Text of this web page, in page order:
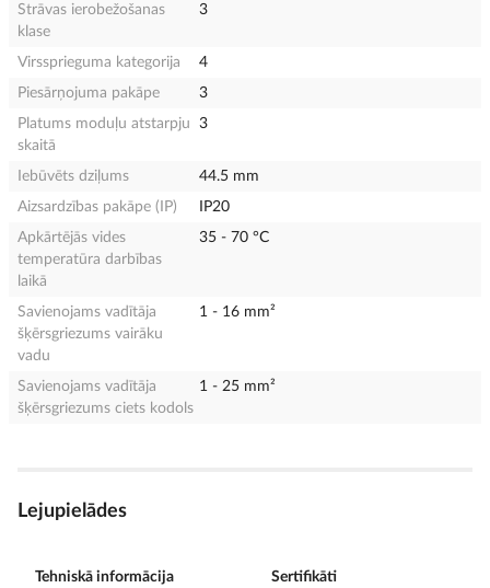
Strāvas ierobežošanas
klase
3
Virssprieguma kategorija
4
Piesārņojuma pakāpe
3
Platums moduļu atstarpju
skaitā
3
Iebūvēts dziļums
44.5 mm
Aizsardzības pakāpe (IP)
IP20
Apkārtējās vides
temperatūra darbības
laikā
35 - 70 °C
Savienojams vadītāja
šķērsgriezums vairāku
vadu
1 - 16 mm²
Savienojams vadītāja
šķērsgriezums ciets kodols
1 - 25 mm²
Lejupielādes
Tehniskā informācija Sertifikāti